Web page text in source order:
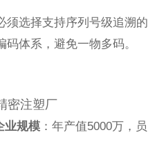
须选择支持序列号级追溯的
体系，避免一物多码。
密注塑厂
业规模 ：年产值5000万，员